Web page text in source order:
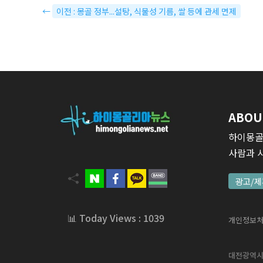
← 이전 : 몽골 정부...설탕, 식물성 기름, 쌀 등에 관세 면제
📊 Today Views : 1039
하이몽
사람과
광고/
개인정보
대전광역